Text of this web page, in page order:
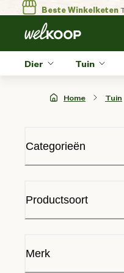
Beste Winkelketen
Dier Tuin
Home Tuin
Categorieën
BBQ hulpmiddelen
Aluminium bakjes
BBQ pannen
Productsoort
Merk